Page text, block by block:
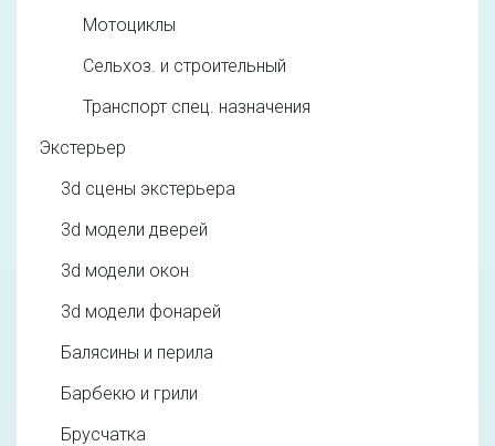
Мотоциклы
Сельхоз. и строительный
Транспорт спец. назначения
Экстерьер
3d cцены экстерьера
3d модели дверей
3d модели окон
3d модели фонарей
Балясины и перила
Барбекю и грили
Брусчатка